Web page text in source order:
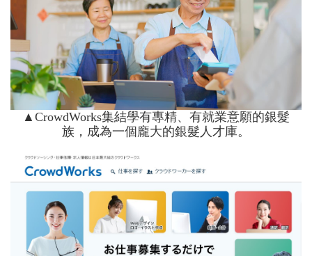
▲CrowdWorks集結學有專精、有就業意願的銀髮
族，成為一個龐大的銀髮人才庫。